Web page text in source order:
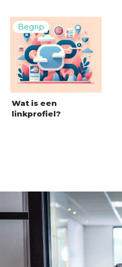
Wat is een
linkprofiel?